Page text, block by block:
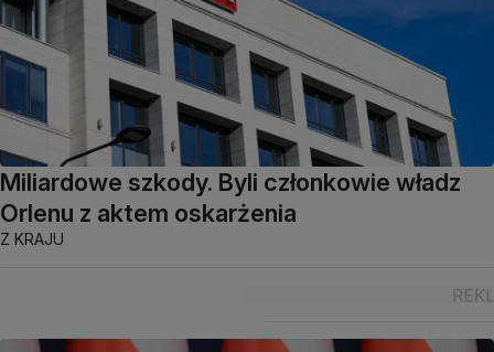
Miliardowe szkody. Byli członkowie władz
Orlenu z aktem oskarżenia
Z KRAJU